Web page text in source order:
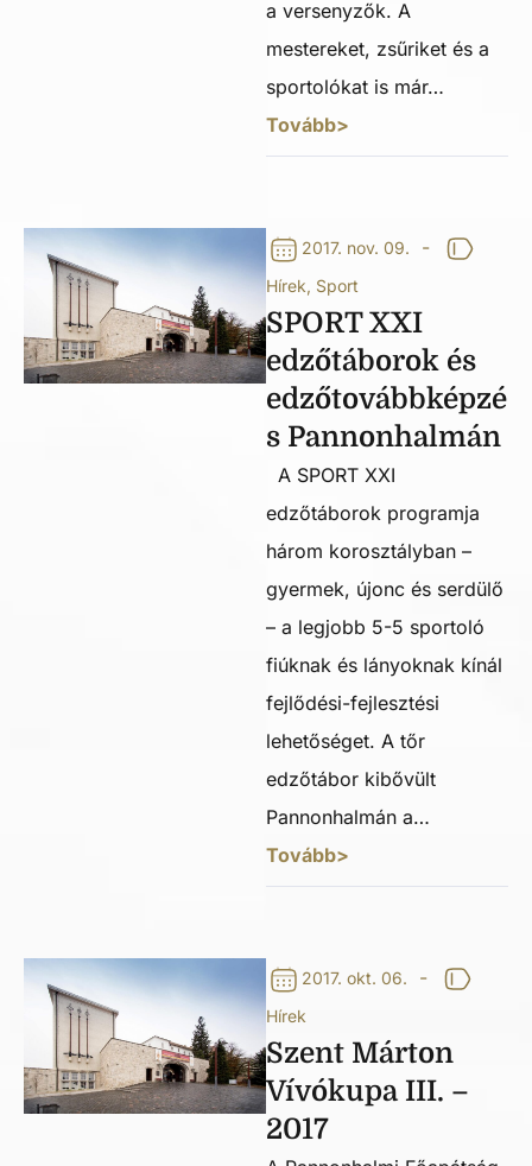
a versenyzők. A
mestereket, zsűriket és a
sportolókat is már…
Tovább>
2017. nov. 09. -
Hírek, Sport
SPORT XXI
edzőtáborok és
edzőtovábbképzé
s Pannonhalmán
A SPORT XXI
edzőtáborok programja
három korosztályban –
gyermek, újonc és serdülő
– a legjobb 5-5 sportoló
fiúknak és lányoknak kínál
fejlődési-fejlesztési
lehetőséget. A tőr
edzőtábor kibővült
Pannonhalmán a…
Tovább>
2017. okt. 06. -
Hírek
Szent Márton
Vívókupa III. –
2017